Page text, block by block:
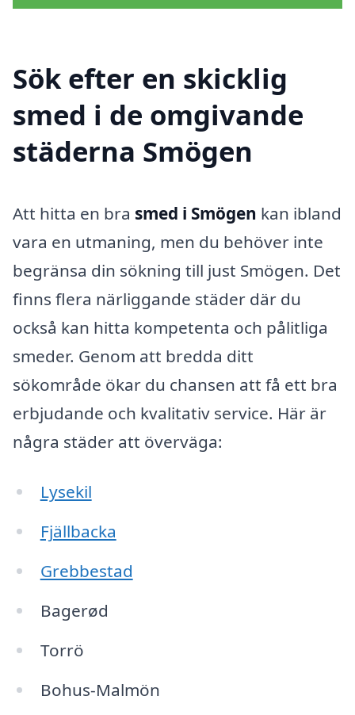
Sök efter en skicklig
smed i de omgivande
städerna Smögen
Att hitta en bra smed i Smögen kan ibland
vara en utmaning, men du behöver inte
begränsa din sökning till just Smögen. Det
finns flera närliggande städer där du
också kan hitta kompetenta och pålitliga
smeder. Genom att bredda ditt
sökområde ökar du chansen att få ett bra
erbjudande och kvalitativ service. Här är
några städer att överväga:
Lysekil
Fjällbacka
Grebbestad
Bagerød
Torrö
Bohus-Malmön